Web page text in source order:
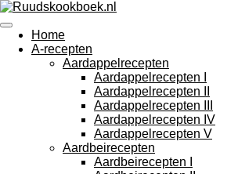
Ga
direct
naar
de
hoofdinhoud
Home
A-recepten
Aardappelrecepten
Aardappelrecepten I
Aardappelrecepten II
Aardappelrecepten III
Aardappelrecepten IV
Aardappelrecepten V
Aardbeirecepten
Aardbeirecepten I